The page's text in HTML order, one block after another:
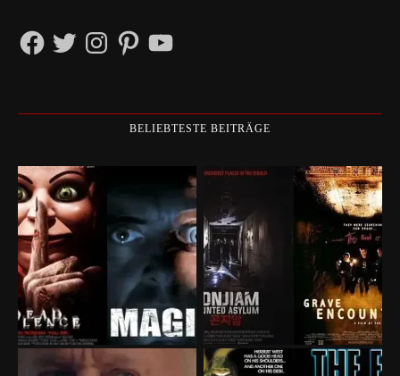
FacebookTwitterInstagramPinterestYouTube
BELIEBTESTE BEITRÄGE